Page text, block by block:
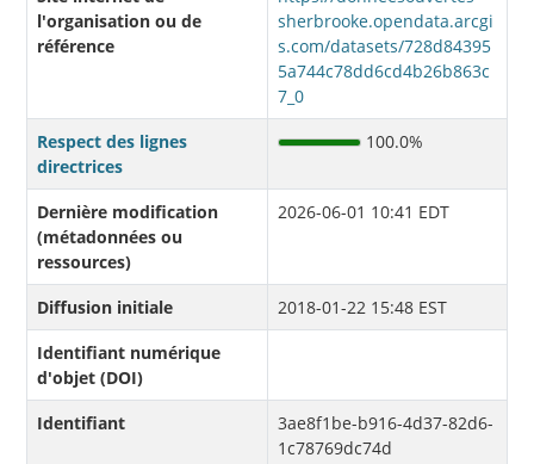
l'organisation ou de
référence
sherbrooke.opendata.arcgi
s.com/datasets/728d84395
5a744c78dd6cd4b26b863c
7_0
Respect des lignes
directrices
100.0%
Dernière modification
(métadonnées ou
ressources)
2026-06-01 10:41 EDT
Diffusion initiale
2018-01-22 15:48 EST
Identifiant numérique
d'objet (DOI)
Identifiant
3ae8f1be-b916-4d37-82d6-
1c78769dc74d